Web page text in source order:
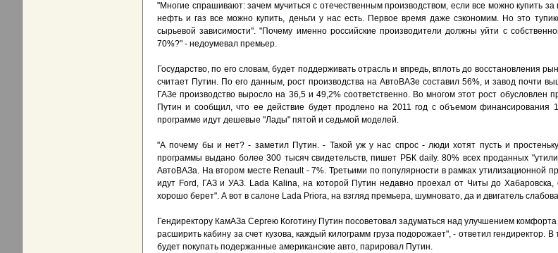
"Многие спрашивают: зачем мучиться с отечественным производством, если все можно купить
нефть и газ все можно купить, деньги у нас есть. Первое время даже сэкономим. Но это
сырьевой зависимости". "Почему именно российские производители должны уйти с
70%?" - недоумевал премьер.
Государство, по его словам, будет поддерживать отрасль и впредь, вплоть до восстановления
считает Путин. По его данным, рост производства на АвтоВАЗе составил 56%, и завод почти
ГАЗе производство выросло на 36,5 и 49,2% соответственно. Во многом этот рост обусловлен
Путин и сообщил, что ее действие будет продлено на 2011 год с объемом финансирования
программе идут дешевые "Лады" пятой и седьмой моделей.
"А почему бы и нет? - заметил Путин. - Такой уж у нас спрос - люди хотят пусть и
программы выдано более 300 тысяч свидетельств, пишет РБК daily. 80% всех проданных
АвтоВАЗа. На втором месте Renault - 7%. Третьими по популярности в рамках утилизационной
идут Ford, ГАЗ и УАЗ. Lada Kalina, на которой Путин недавно проехал от Читы до Хабаровска,
хорошо берет". А вот в салоне Lada Priora, на взгляд премьера, шумновато, да и двигатель
Гендиректору КамАЗа Сергею Коготину Путин посоветовал задуматься над улучшением
расширить кабину за счет кузова, каждый килограмм груза подорожает", - ответил гендиректор.
будет покупать подержанные американские авто, парировал Путин.